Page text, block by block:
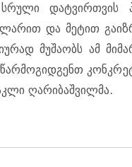
დატ­ვირ­თვის
და მე­ტით
მუ­შა­ობს ამ
ღა­რი­ბაშ­ვილ­მა.